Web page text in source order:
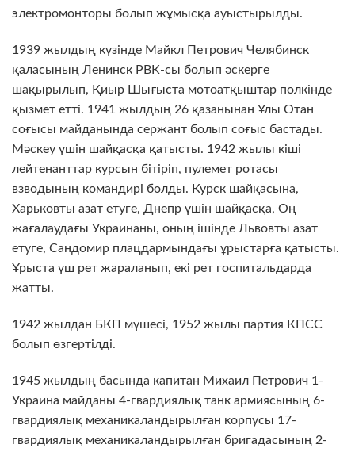
электромонторы болып жұмысқа ауыстырылды.
1939 жылдың күзінде Майкл Петрович Челябинск
қаласының Ленинск РВК-сы болып әскерге
шақырылып, Қиыр Шығыста мотоатқыштар полкінде
қызмет етті. 1941 жылдың 26 қазанынан Ұлы Отан
соғысы майданында сержант болып соғыс бастады.
Мәскеу үшін шайқасқа қатысты. 1942 жылы кіші
лейтенанттар курсын бітіріп, пулемет ротасы
взводының командирі болды. Курск шайқасына,
Харьковты азат етуге, Днепр үшін шайқасқа, Оң
жағалаудағы Украинаны, оның ішінде Львовты азат
етуге, Сандомир плацдармындағы ұрыстарға қатысты.
Ұрыста үш рет жараланып, екі рет госпитальдарда
жатты.
1942 жылдан БКП мүшесі, 1952 жылы партия КПСС
болып өзгертілді.
1945 жылдың басында капитан Михаил Петрович 1-
Украина майданы 4-гвардиялық танк армиясының 6-
гвардиялық механикаландырылған корпусы 17-
гвардиялық механикаландырылған бригадасының 2-